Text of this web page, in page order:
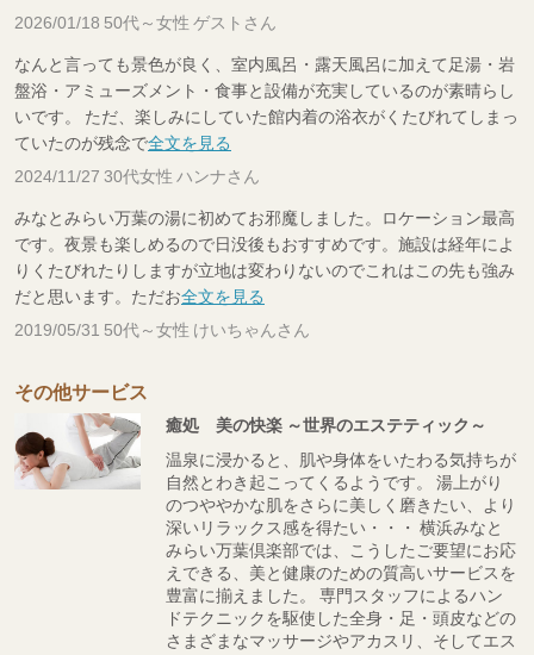
2026/01/18 50代～女性 ゲストさん
なんと言っても景色が良く、室内風呂・露天風呂に加えて足湯・岩
盤浴・アミューズメント・食事と設備が充実しているのが素晴らし
いです。 ただ、楽しみにしていた館内着の浴衣がくたびれてしまっ
ていたのが残念で全文を見る
2024/11/27 30代女性 ハンナさん
みなとみらい万葉の湯に初めてお邪魔しました。ロケーション最高
です。夜景も楽しめるので日没後もおすすめです。施設は経年によ
りくたびれたりしますが立地は変わりないのでこれはこの先も強み
だと思います。ただお全文を見る
2019/05/31 50代～女性 けいちゃんさん
その他サービス
癒処 美の快楽 ～世界のエステティック～
温泉に浸かると、肌や身体をいたわる気持ちが
自然とわき起こってくるようです。 湯上がり
のつややかな肌をさらに美しく磨きたい、より
深いリラックス感を得たい・・・ 横浜みなと
みらい万葉倶楽部では、こうしたご要望にお応
えできる、美と健康のための質高いサービスを
豊富に揃えました。 専門スタッフによるハン
ドテクニックを駆使した全身・足・頭皮などの
さまざまなマッサージやアカスリ、そしてエス